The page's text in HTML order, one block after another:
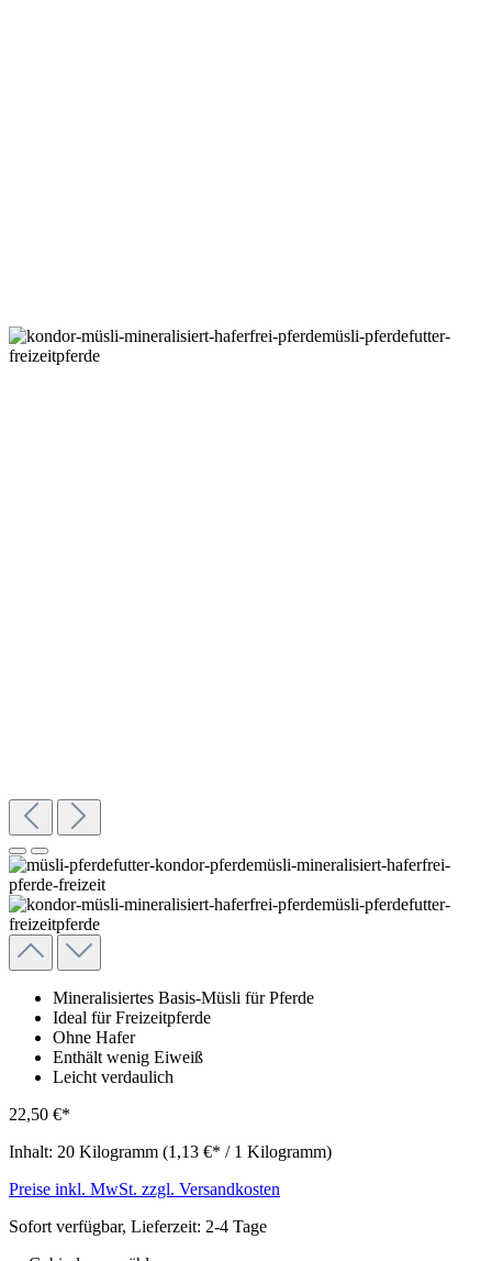
Mineralisiertes Basis-Müsli für Pferde
Ideal für Freizeitpferde
Ohne Hafer
Enthält wenig Eiweiß
Leicht verdaulich
22,50 €*
Inhalt: 20 Kilogramm (1,13 €* / 1 Kilogramm)
Preise inkl. MwSt. zzgl. Versandkosten
Sofort verfügbar, Lieferzeit: 2-4 Tage